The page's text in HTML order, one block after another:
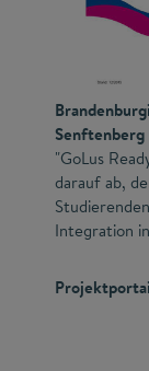
Senftenberg
"GoLus
darauf ab,
Integration